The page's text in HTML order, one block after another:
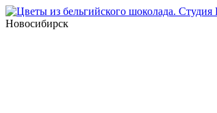
Новосибирск